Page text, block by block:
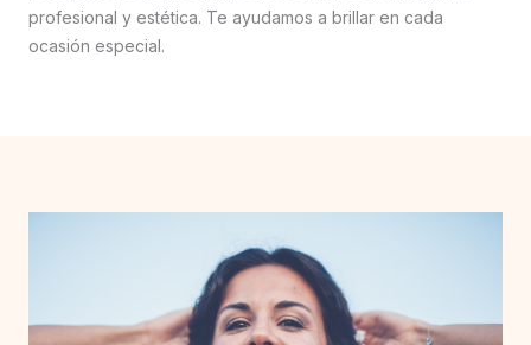
profesional y estética. Te ayudamos a brillar en cada
ocasión especial.